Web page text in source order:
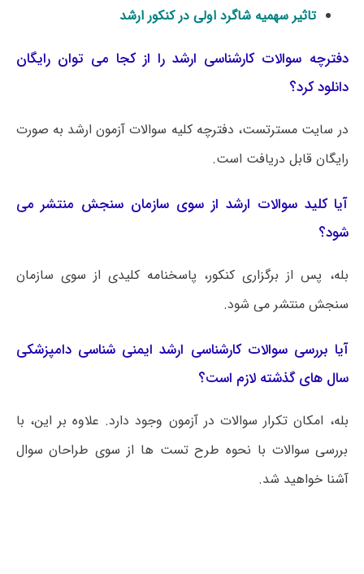
تاثیر سهمیه شاگرد اولی در کنکور ارشد
دفترچه سوالات کارشناسی ارشد را از کجا می توان رایگان
دانلود کرد؟
در سایت مسترتست، دفترچه کلیه سوالات آزمون ارشد به صورت
رایگان قابل دریافت است.
آیا کلید سوالات ارشد از سوی سازمان سنجش منتشر می
شود؟
بله، پس از برگزاری کنکور، پاسخنامه کلیدی از سوی سازمان
سنجش منتشر می شود.
آیا بررسی سوالات کارشناسی ارشد ایمنی‌ شناسی دامپزشکی
سال های گذشته لازم است؟
بله، امکان تکرار سوالات در آزمون وجود دارد. علاوه بر این، با
بررسی سوالات با نحوه طرح تست ها از سوی طراحان سوال
آشنا خواهید شد.